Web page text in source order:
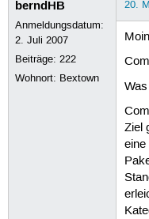
berndHB
Anmeldungsdatum:
2. Juli 2007
Beiträge:222
Wohnort: Bextown
20.
Ziel
eine